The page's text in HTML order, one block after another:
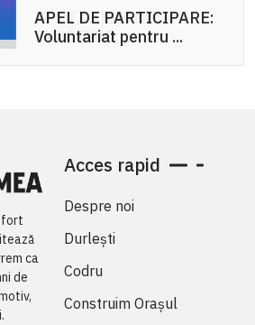
APEL DE PARTICIPARE:
Voluntariat pentru ...
ca
de
Acces rapid
Despre noi
Durlești
Codru
Construim Orașul